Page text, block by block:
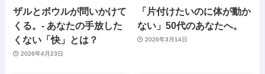
ザルとボウルが問いかけて
くる。- あなたの手放した
くない「快」とは？
2026年4月23日
「片付けたいのに体が動か
ない」50代のあなたへ。
2026年3月14日